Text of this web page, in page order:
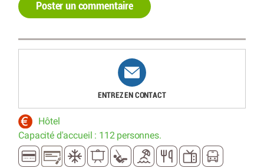
Poster un commentaire
ENTREZ EN CONTACT
Hôtel
Capacité d'accueil : 112 personnes.